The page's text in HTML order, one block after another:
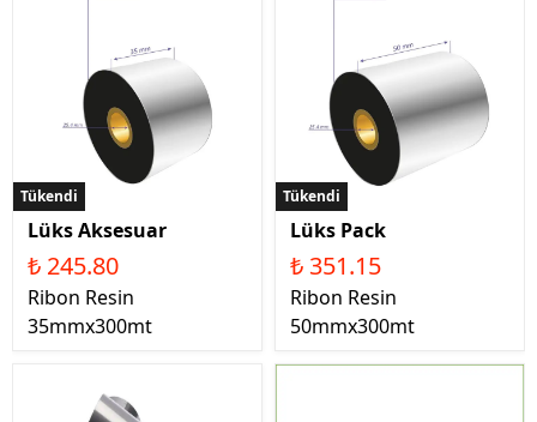
Tükendi
Lüks Aksesuar
₺ 245.80
Ribon Resin
35mmx300mt
Tükendi
Lüks Pack
₺ 351.15
Ribon Resin
50mmx300mt